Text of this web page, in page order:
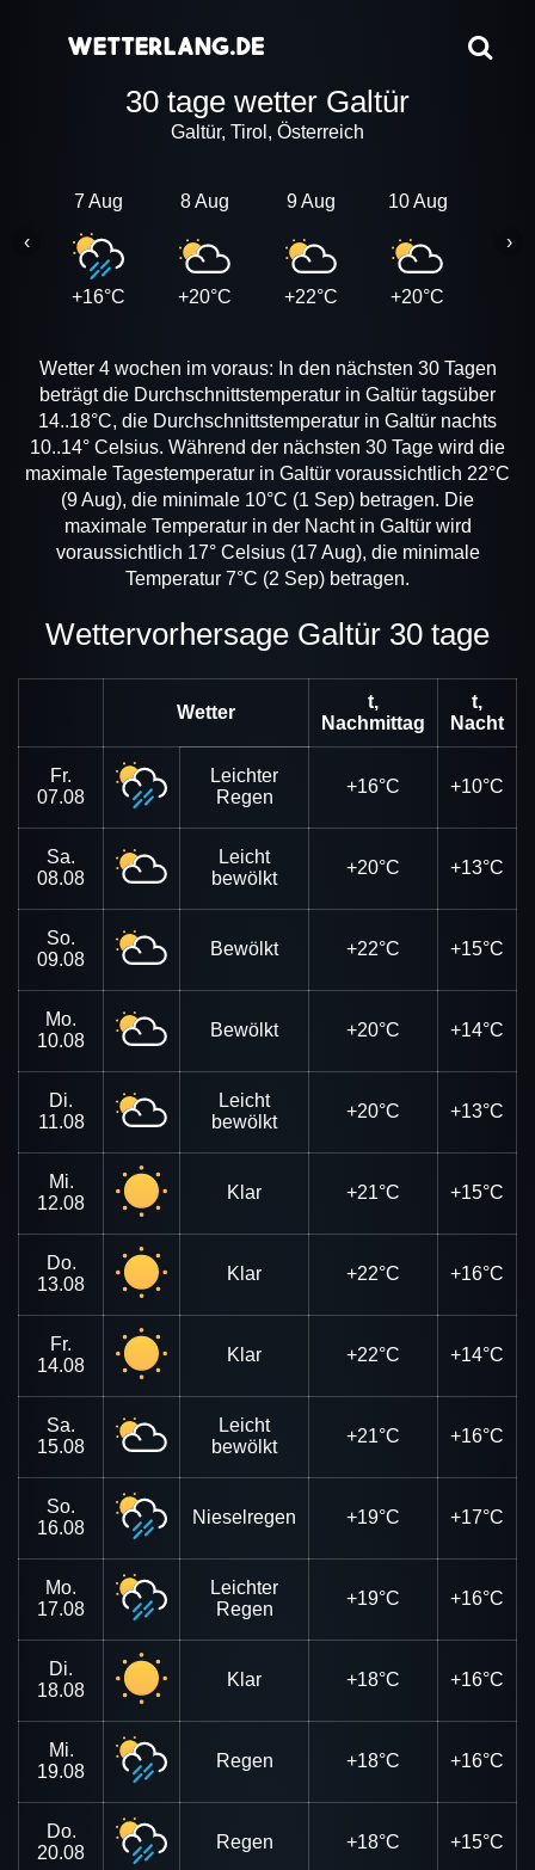
30 tage wetter Galtür
Galtür, Tirol, Österreich
7 Aug
+16°C
8 Aug
+20°C
9 Aug
+22°C
10 Aug
+20°C
‹ ›
Wetter 4 wochen im voraus: In den nächsten 30 Tagen
beträgt die Durchschnittstemperatur in Galtür tagsüber
14..18°C, die Durchschnittstemperatur in Galtür nachts
10..14° Celsius. Während der nächsten 30 Tage wird die
maximale Tagestemperatur in Galtür voraussichtlich 22°C
(9 Aug), die minimale 10°C (1 Sep) betragen. Die
maximale Temperatur in der Nacht in Galtür wird
voraussichtlich 17° Celsius (17 Aug), die minimale
Temperatur 7°C (2 Sep) betragen.
Wettervorhersage Galtür 30 tage
Wetter
t,
Nachmittag
t,
Nacht
Fr.
07.08
Leichter
Regen
+16°C +10°C
Sa.
08.08
Leicht
bewölkt
+20°C +13°C
So.
09.08
Bewölkt +22°C +15°C
Mo.
10.08
Bewölkt +20°C +14°C
Di.
11.08
Leicht
bewölkt
+20°C +13°C
Mi.
12.08
Klar +21°C +15°C
Do.
13.08
Klar +22°C +16°C
Fr.
14.08
Klar +22°C +14°C
Sa.
15.08
Leicht
bewölkt
+21°C +16°C
So.
16.08
Nieselregen +19°C +17°C
Mo.
17.08
Leichter
Regen
+19°C +16°C
Di.
18.08
Klar +18°C +16°C
Mi.
19.08
Regen +18°C +16°C
Do.
20.08
Regen +18°C +15°C